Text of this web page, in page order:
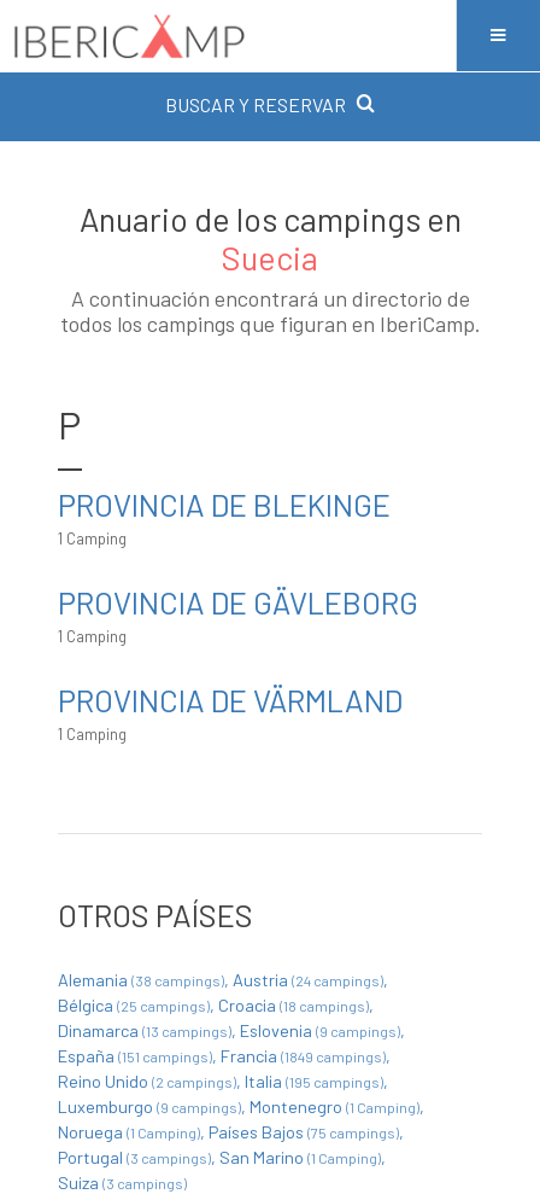
BUSCAR Y RESERVAR
Anuario de los campings en
Suecia
A continuación encontrará un directorio de
todos los campings que figuran en IberiCamp.
P
PROVINCIA DE BLEKINGE
1 Camping
PROVINCIA DE GÄVLEBORG
1 Camping
PROVINCIA DE VÄRMLAND
1 Camping
OTROS PAÍSES
Alemania (38 campings) Austria (24 campings)
Bélgica (25 campings) Croacia (18 campings)
Dinamarca (13 campings) Eslovenia (9 campings)
España (151 campings) Francia (1849 campings)
Reino Unido (2 campings) Italia (195 campings)
Luxemburgo (9 campings) Montenegro (1 Camping)
Noruega (1 Camping) Países Bajos (75 campings)
Portugal (3 campings) San Marino (1 Camping)
Suiza (3 campings)